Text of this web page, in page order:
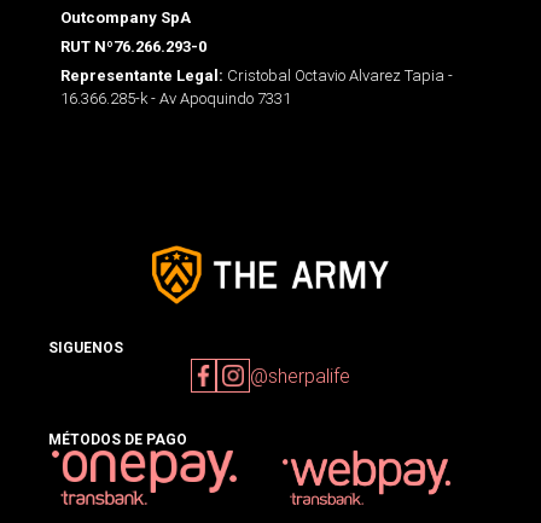
Outcompany SpA
RUT Nº76.266.293-0
Representante Legal: Cristobal Octavio Alvarez Tapia -
16.366.285-k - Av Apoquindo 7331
SIGUENOS
@sherpalife
MÉTODOS DE PAGO